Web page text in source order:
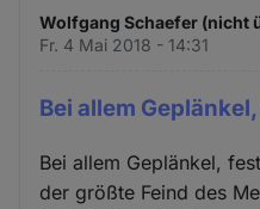
Wolfgang Schaefer (nicht
Fr. 4 Mai 2018 - 14:31
Bei allem
Bei allem Geplänkel,
der größte Feind des